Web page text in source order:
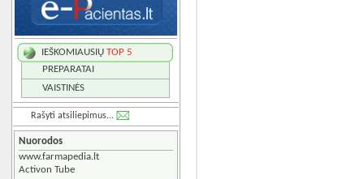
IEŠKOMIAUSIŲ TOP 5
PREPARATAI
VAISTINĖS
Rašyti atsiliepimus...
Nuorodos
www.farmapedia.lt
Activon Tube